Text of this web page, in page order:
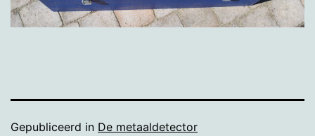
Gepubliceerd in De metaaldetector